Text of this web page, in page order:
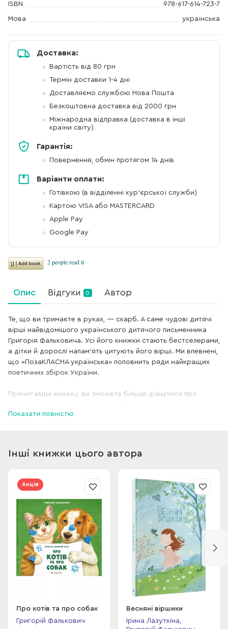
ISBN 978-617-614-723-7
Мова українська
Доставка:
Вартість від 80 грн
Термін доставки 1-4 дні
Доставляємо службою Нова Пошта
Безкоштовна доставка від 2000 грн
Міжнародна відправка (доставка в інші
країни світу)
Гарантія:
Повернення, обмін протягом 14 днів
Варіанти оплати:
Готівкою (в відділенні кур'єрської служби)
Картою VISA або MASTERCARD
Apple Pay
Google Pay
Опис Відгуки 0 Автор
Те, що ви тримаєте в руках, — скарб. А саме чудові дитячі
вірші найвідомішого українського дитячого письменника
Григорія Фальковича. Усі його книжки стають бестселерами,
а дітки й дорослі напам’ять цитують його вірші. Ми впевнені,
що «ПозаКЛАСНА українська» поповнить ряди найкращих
поетичних збірок України.
Прочитавши книжку, ви зможете більше дізнатися про
народжуються, а також про те, що зовсім не страшно
вивчати українську мову в школі, а також для їхніх батьків і
вчителів, які хочуть їм у цьому допомогти або просто
Показати повністю
Інші книжки цього автора
Акція
Про котів та про собак
Григорій Фалькович
Весняні віршики
Ірина Лазуткіна,